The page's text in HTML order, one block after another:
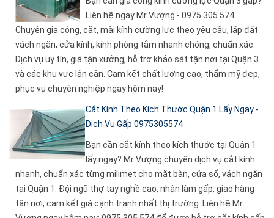
Liên hệ ngay Mr Vượng - 0975 305 574.
Chuyên gia công, cắt, mài kính cường lực theo yêu cầu, lắp đặt
vách ngăn, cửa kính, kính phòng tắm nhanh chóng, chuẩn xác.
Dịch vụ uy tín, giá tận xưởng, hỗ trợ khảo sát tận nơi tại Quận 3
và các khu vực lân cận. Cam kết chất lượng cao, thẩm mỹ đẹp,
phục vụ chuyên nghiệp ngay hôm nay!
Cắt Kính Theo Kích Thước Quận 1 Lấy Ngay -
Dịch Vụ Gấp 0975305574
Bạn cần cắt kính theo kích thước tại Quận 1
lấy ngay? Mr Vượng chuyên dịch vụ cắt kính
nhanh, chuẩn xác từng milimet cho mặt bàn, cửa sổ, vách ngăn
tại Quận 1. Đội ngũ thợ tay nghề cao, nhận làm gấp, giao hàng
tận nơi, cam kết giá cạnh tranh nhất thị trường. Liên hệ Mr